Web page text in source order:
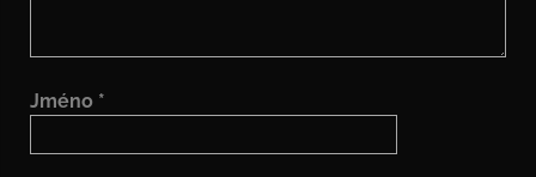
Jméno *